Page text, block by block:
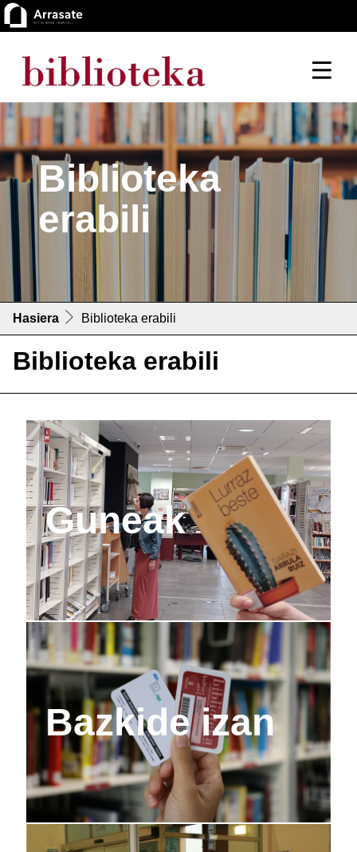
Biblioteka
erabili
Hasiera Biblioteka erabili
Biblioteka erabili
Guneak
Bazkide izan